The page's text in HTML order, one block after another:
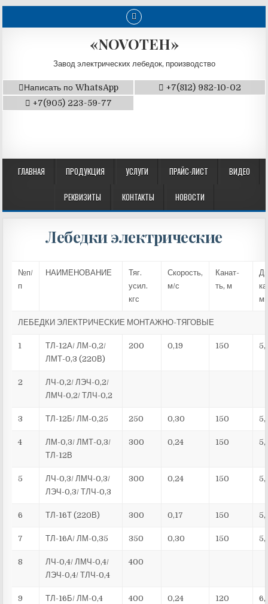
«NOVOTEH»
Завод электрических лебедок, производство
Написать по WhatsApp
+7(812) 982-10-02
+7(905) 223-59-77
ГЛАВНАЯ ПРОДУКЦИЯ УСЛУГИ ПРАЙС-ЛИСТ ВИДЕО
РЕКВИЗИТЫ КОНТАКТЫ НОВОСТИ
Лебедки электрические
№п/
п
НАИМЕНОВАНИЕ
Тяг.
усил.
кгс
Скорость,
м/с
Канат-
ть, м
ЛЕБЕДКИ ЭЛЕКТРИЧЕСКИЕ МОНТАЖНО-ТЯГОВЫЕ
1
ТЛ-12А/ ЛМ-0,2/
ЛМТ-0,3 (220В)
200 0,19 150
2
ЛЧ-0,2/ ЛЭЧ-0,2/
ЛМЧ-0,2/ ТЛЧ-0,2
3 ТЛ-12Б/ ЛМ-0,25 250 0,30 150
4
ЛМ-0,3/ ЛМТ-0,3/
ТЛ-12В
300 0,24 150
5
ЛЧ-0,3/ ЛМЧ-0,3/
ЛЭЧ-0,3/ ТЛЧ-0,3
300 0,24 150
6 ТЛ-16Т (220В) 300 0,17 150
7 ТЛ-16А/ ЛМ-0,35 350 0,30 150
8
ЛЧ-0,4/ ЛМЧ-0,4/
ЛЭЧ-0,4/ ТЛЧ-0,4
400
9 ТЛ-16Б/ ЛМ-0,4 400 0,24 120